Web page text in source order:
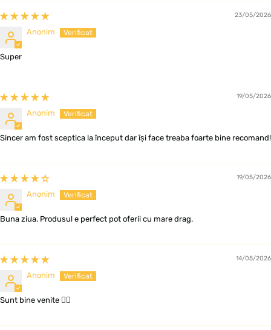
23/05/2026
Anonim
Super
19/05/2026
Anonim
Sincer am fost sceptica la început dar își face treaba foarte bine recomand!
19/05/2026
Anonim
Buna ziua. Produsul e perfect pot oferii cu mare drag.
14/05/2026
Anonim
Sunt bine venite 👍🏻